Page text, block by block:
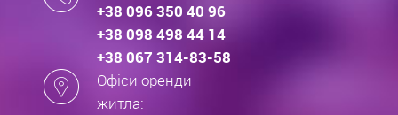
+38 096 350 40 96
+38 098 498 44 14
+38 067 314-83-58
Офіси оренди
житла: